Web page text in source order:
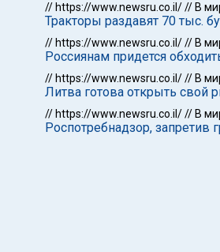
// https://www.newsru.co.il/// В
Тракторы раздавят 70 тыс.
// https://www.newsru.co.il/// В
Россиянам придется
// https://www.newsru.co.il/// В
Литва готова открыть свой
// https://www.newsru.co.il/// В
Роспотребнадзор,